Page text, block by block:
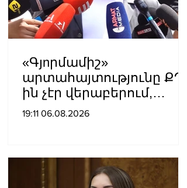
«Գյnրմամիշ»
արտահայտությունը ՔՊ-
ին չէր վերաբերում,
ինձնից բիզնես
19:11 06.08.2026